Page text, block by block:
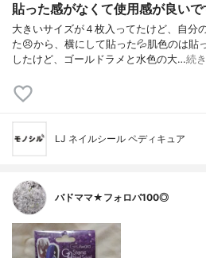
貼った感がなくて使用感が良いで
大きいサイズが４枚入ってたけど、自分
た😣から、横にして貼った💦肌色のは貼
したけど、ゴールドラメと水色の大…続
LJ ネイルシール ペディキュア
バドママ★フォロバ100◎